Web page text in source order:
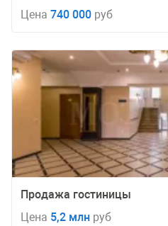
Цена 740 000 руб
Продажа гостиницы
Цена 5,2 млн руб